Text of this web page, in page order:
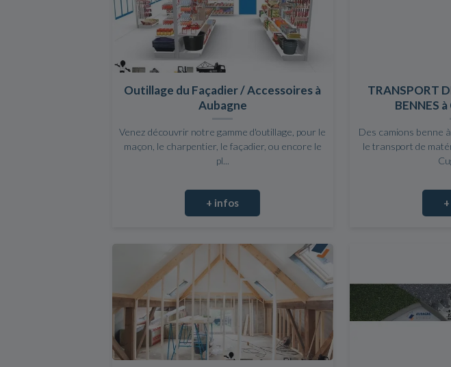
Outillage du Façadier / Accessoires à
Aubagne
Venez découvrir notre gamme d'outillage, pour le
maçon, le charpentier, le façadier, ou encore le
pl...
+ infos
TRANSPORT
BENNES
Des camions benne
le transport de